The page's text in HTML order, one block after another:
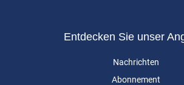
Entdecken Sie unser
Nachrichten
Abonnement